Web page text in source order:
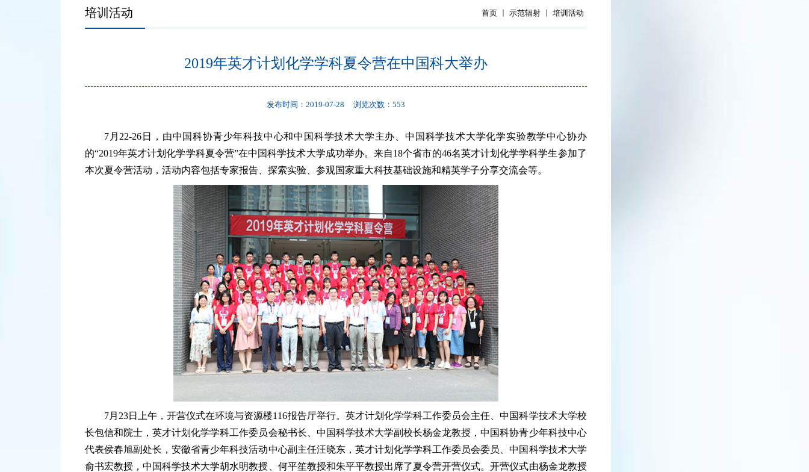
培训活动 首页 示范辐射 培训活动
2019年英才计划化学学科夏令营在中国科大举办
发布时间：2019-07-28 浏览次数： 553
7月22-26日，由中国科协青少年科技中心和中国科学技术大学主办、中国科学技术大学化学实验教学中心协办
的“2019年英才计划化学学科夏令营”在中国科学技术大学成功举办。来自18个省市的46名英才计划化学学科学生参加了
本次夏令营活动，活动内容包括专家报告、探索实验、参观国家重大科技基础设施和精英学子分享交流会等。
7月23日上午，开营仪式在环境与资源楼116报告厅举行。英才计划化学学科工作委员会主任、中国科学技术大学校
长包信和院士，英才计划化学学科工作委员会秘书长、中国科学技术大学副校长杨金龙教授，中国科协青少年科技中心
代表侯春旭副处长，安徽省青少年科技活动中心副主任汪晓东，英才计划化学学科工作委员会委员、中国科学技术大学
俞书宏教授，中国科学技术大学胡水明教授、何平笙教授和朱平平教授出席了夏令营开营仪式。开营仪式由杨金龙教授